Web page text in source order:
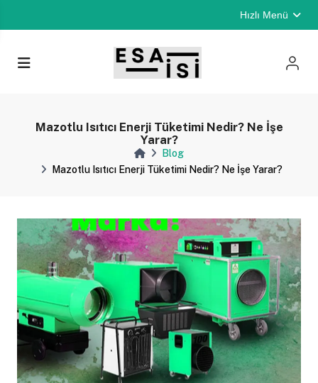
Hızlı Menü
Mazotlu Isıtıcı Enerji Tüketimi Nedir? Ne İşe
Yarar?
Blog
Mazotlu Isıtıcı Enerji Tüketimi Nedir? Ne İşe Yarar?